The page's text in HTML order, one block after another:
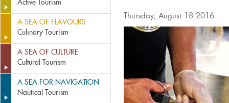
Active Tourism
A SEA OF FLAVOURS
Culinary Tourism
A SEA OF CULTURE
Cultural Tourism
A SEA FOR NAVIGATION
Nautical Tourism
Thursday, August 18 2016